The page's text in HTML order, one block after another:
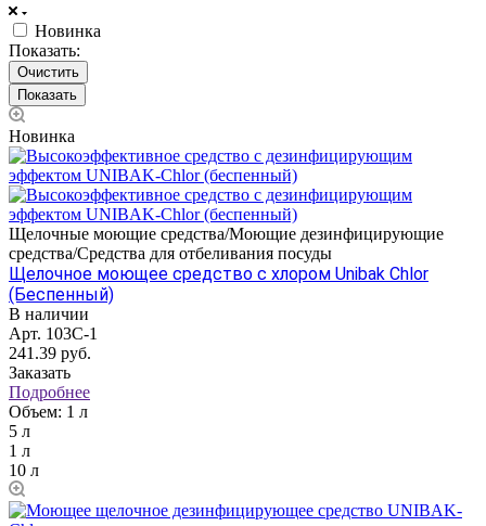
Новинка
Показать:
Очистить
Новинка
Щелочные моющие средства/Моющие дезинфицирующие
средства/Средства для отбеливания посуды
Щелочное моющее средство с хлором Unibak Chlor
(Беспенный)
В наличии
Арт. 103C-1
241.39 руб.
Заказать
Подробнее
Объем: 1 л
5 л
1 л
10 л